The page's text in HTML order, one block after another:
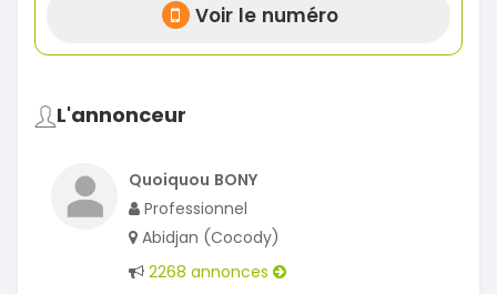
Voir le numéro
L'annonceur
Quoiquou BONY
Professionnel
Abidjan (Cocody)
2268 annonces